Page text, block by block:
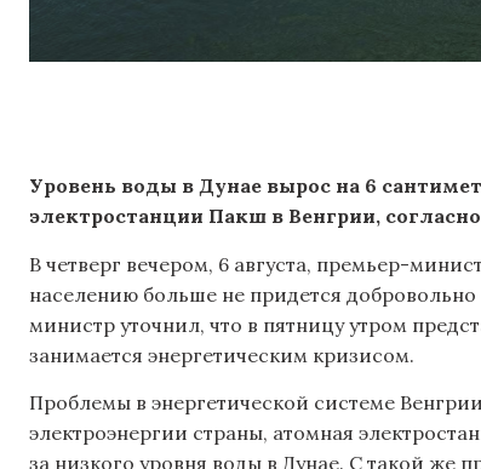
Уровень воды в Дунае вырос на 6
электростанции Пакш в Венгрии,
В четверг вечером, 6 августа, премьер-
населению больше не придется
министр уточнил, что в пятницу утром
занимается энергетическим кризисом.
Проблемы в энергетической системе
электроэнергии страны, атомная
за низкого уровня воды в Дунае. С такой же